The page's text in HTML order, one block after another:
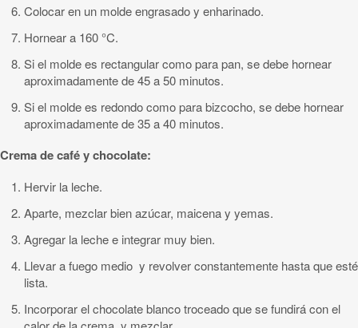
Colocar en un molde engrasado y enharinado.
Hornear a 160 °C.
Si el molde es rectangular como para pan, se debe hornear
aproximadamente de 45 a 50 minutos.
Si el molde es redondo como para bizcocho, se debe hornear
aproximadamente de 35 a 40 minutos.
Crema de café y chocolate:
Hervir la leche.
Aparte, mezclar bien azúcar, maicena y yemas.
Agregar la leche e integrar muy bien.
Llevar a fuego medio y revolver constantemente hasta que esté
lista.
Incorporar el chocolate blanco troceado que se fundirá con el